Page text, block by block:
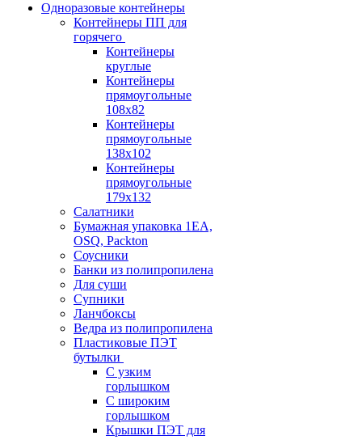
Одноразовые контейнеры
Контейнеры ПП для
горячего
Контейнеры
круглые
Контейнеры
прямоугольные
108х82
Контейнеры
прямоугольные
138х102
Контейнеры
прямоугольные
179х132
Салатники
Бумажная упаковка 1ЕА,
OSQ, Packton
Соусники
Банки из полипропилена
Для суши
Супники
Ланчбоксы
Ведра из полипропилена
Пластиковые ПЭТ
бутылки
С узким
горлышком
С широким
горлышком
Крышки ПЭТ для